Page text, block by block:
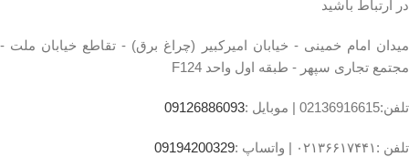
در ارتباط باشید
میدان امام خمینی - خیابان امیرکبیر (چراغ برق) - تقاطع خیابان ملت -
مجتمع تجاری سپهر - طبقه اول واحد F124
تلفن:02136916615 | موبایل :09126886093
تلفن :۰۲۱۳۶۶۱۷۴۴۱ | واتساپ :09194200329